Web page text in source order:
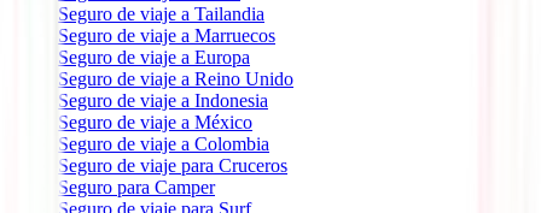
Seguro de viaje a Tailandia
Seguro de viaje a Marruecos
Seguro de viaje a Europa
Seguro de viaje a Reino Unido
Seguro de viaje a Indonesia
Seguro de viaje a México
Seguro de viaje a Colombia
Seguro de viaje para Cruceros
Seguro para Camper
Seguro de viaje para Surf